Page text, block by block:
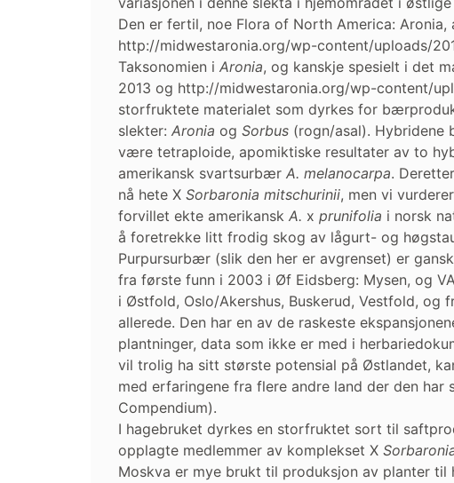
Den er fertil, noe Flora of North America:
http://midwestaronia.org/wp-content/uploads/
Taksonomien i Aronia, og kanskje spesielt i det
2013 og http://midwestaronia.org/wp-content/
storfruktete materialet som dyrkes for
slekter: Aronia og Sorbus (rogn/asal). Hybridene
være tetraploide, apomiktiske resultater av to
amerikansk svartsurbær A. melanocarpa.
nå hete X Sorbaronia mitschurinii, men vi
forvillet ekte amerikansk A. x prunifolia i norsk
å foretrekke litt frodig skog av lågurt- og
Purpursurbær (slik den her er avgrenset) er
fra første funn i 2003 i Øf Eidsberg: Mysen, og
i Østfold, Oslo/Akershus, Buskerud, Vestfold, og
allerede. Den har en av de raskeste
plantninger, data som ikke er med i
vil trolig ha sitt største potensial på Østlandet,
med erfaringene fra flere andre land der den
Compendium).
I hagebruket dyrkes en storfruktet sort til
opplagte medlemmer av komplekset X
Moskva er mye brukt til produksjon av planter